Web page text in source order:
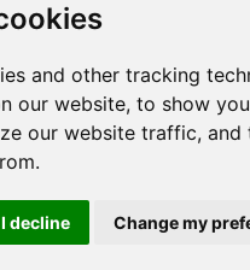
and other tracking
our website, to show
our website traffic,
I decline Change my